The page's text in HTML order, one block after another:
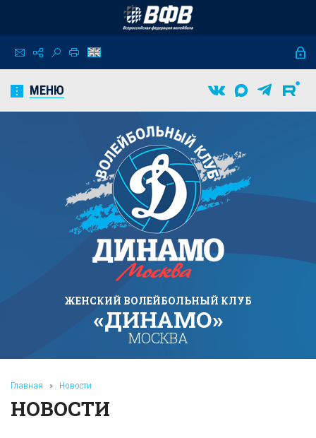
МЕНЮ
ЖЕНСКИЙ ВОЛЕЙБОЛЬНЫЙ КЛУБ
«ДИНАМО»
МОСКВА
Главная » Новости
НОВОСТИ